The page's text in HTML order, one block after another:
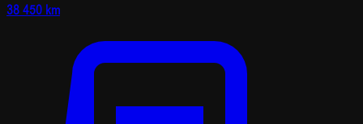
38 450 km